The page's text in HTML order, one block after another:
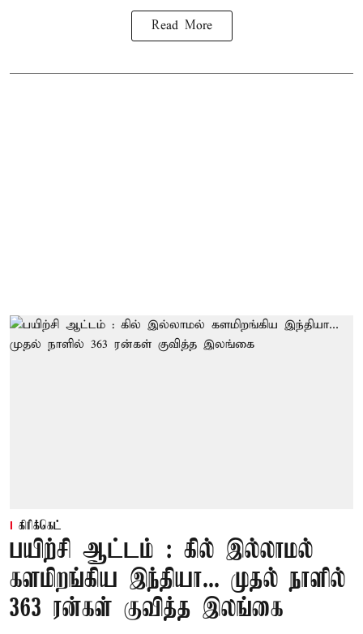
Read More
கிரிக்கெட்
பயிற்சி ஆட்டம் : கில் இல்லாமல்
களமிறங்கிய இந்தியா... முதல் நாளில்
363 ரன்கள் குவித்த இலங்கை